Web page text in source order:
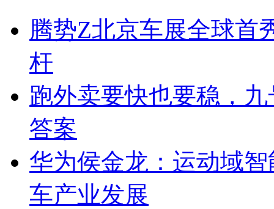
腾势Z北京车展全球首
杆
跑外卖要快也要稳，
答案
华为侯金龙：运动域
车产业发展